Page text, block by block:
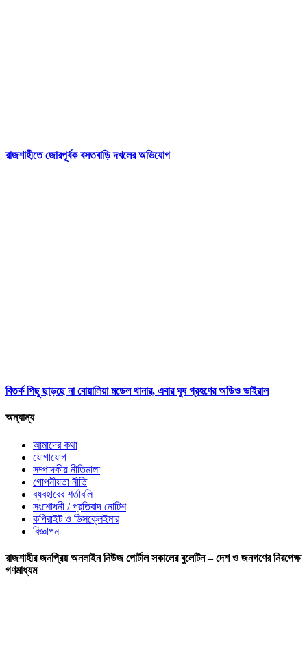
রাজশাহীতে জোরপূর্বক বসতবাড়ি দখলের অভিযোগ
বিতর্ক পিছু ছাড়ছে না বোয়ালিয়া মডেল থানার, এবার ঘুষ গ্রহণের অডিও ভাইরাল
অন্যান্য
আমাদের কথা
যোগাযোগ
সম্পাদকীয় নীতিমালা
গোপনীয়তা নীতি
ব্যবহারের শর্তাবলি
সংশোধনী / প্রতিবাদ নোটিশ
কপিরাইট ও ডিসক্লেইমার
বিজ্ঞাপন
রাজশাহীর জনপ্রিয় অনলাইন নিউজ পোর্টাল সকালের বুলেটিন – দেশ ও জনগণের নিরপেক্ষ
গণমাধ্যম